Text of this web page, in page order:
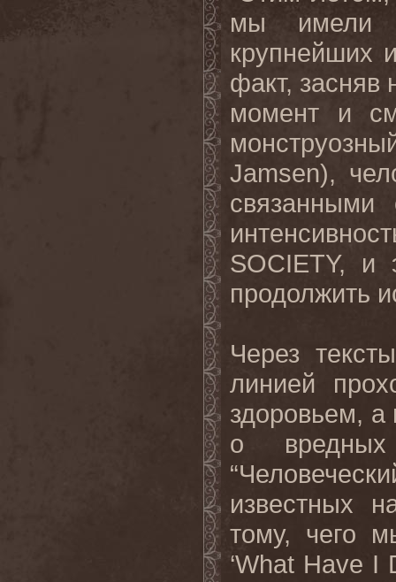
мы имели
крупнейших
факт,
момент и
Jamsen),
SOCIETY, и
продолжить
Через
линией
здоровьем, а
о
известных
тому, чего
‘What Have I